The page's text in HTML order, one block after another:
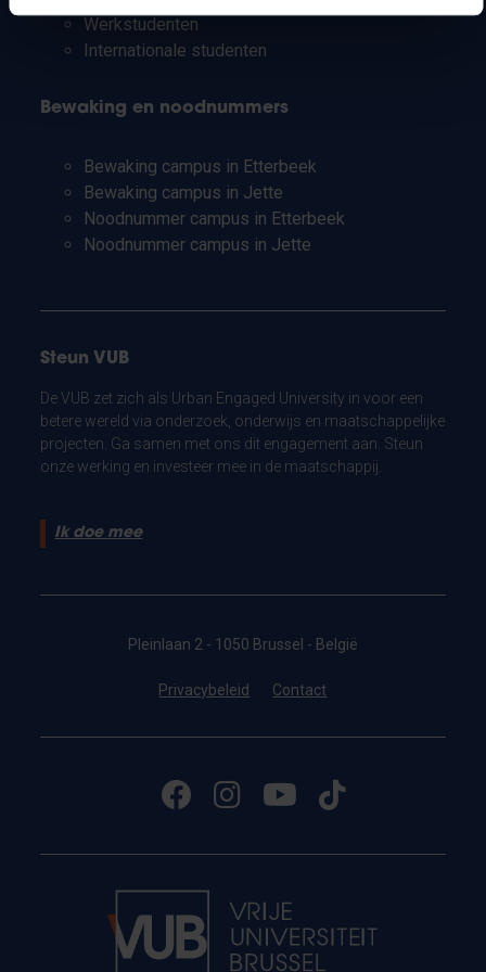
Werkstudenten
Internationale studenten
Bewaking en noodnummers
Bewaking campus in Etterbeek
Bewaking campus in Jette
Noodnummer campus in Etterbeek
Noodnummer campus in Jette
Steun VUB
De VUB zet zich als Urban Engaged University in voor een
betere wereld via onderzoek, onderwijs en maatschappelijke
projecten. Ga samen met ons dit engagement aan. Steun
onze werking en investeer mee in de maatschappij.
Ik doe mee
Pleinlaan 2 - 1050 Brussel - België
Privacybeleid Contact